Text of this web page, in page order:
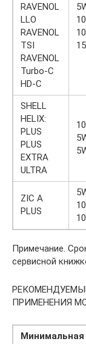
RAVENOL
LLO
RAVENOL
TSI
RAVENOL
Turbo-C
HD-C
SHELL
HELIX:
PLUS
PLUS
EXTRA
ULTRA
ZIC A
PLUS
Примечание.
сервисной
ПРИМЕНЕНИЯ
Минимальная